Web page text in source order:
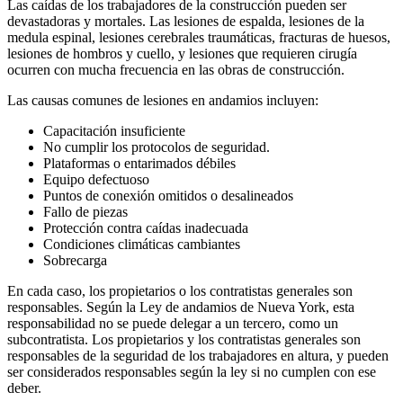
Las caídas de los trabajadores de la construcción pueden ser
devastadoras y mortales. Las lesiones de espalda, lesiones de la
medula espinal, lesiones cerebrales traumáticas, fracturas de huesos,
lesiones de hombros y cuello, y lesiones que requieren cirugía
ocurren con mucha frecuencia en las obras de construcción.
Las causas comunes de lesiones en andamios incluyen:
Capacitación insuficiente
No cumplir los protocolos de seguridad.
Plataformas o entarimados débiles
Equipo defectuoso
Puntos de conexión omitidos o desalineados
Fallo de piezas
Protección contra caídas inadecuada
Condiciones climáticas cambiantes
Sobrecarga
En cada caso, los propietarios o los contratistas generales son
responsables. Según la Ley de andamios de Nueva York, esta
responsabilidad no se puede delegar a un tercero, como un
subcontratista. Los propietarios y los contratistas generales son
responsables de la seguridad de los trabajadores en altura, y pueden
ser considerados responsables según la ley si no cumplen con ese
deber.